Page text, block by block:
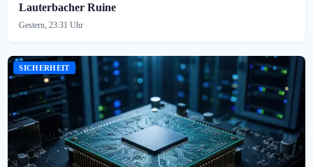
Lauterbacher Ruine
Gestern, 23:31 Uhr
SICHERHEIT